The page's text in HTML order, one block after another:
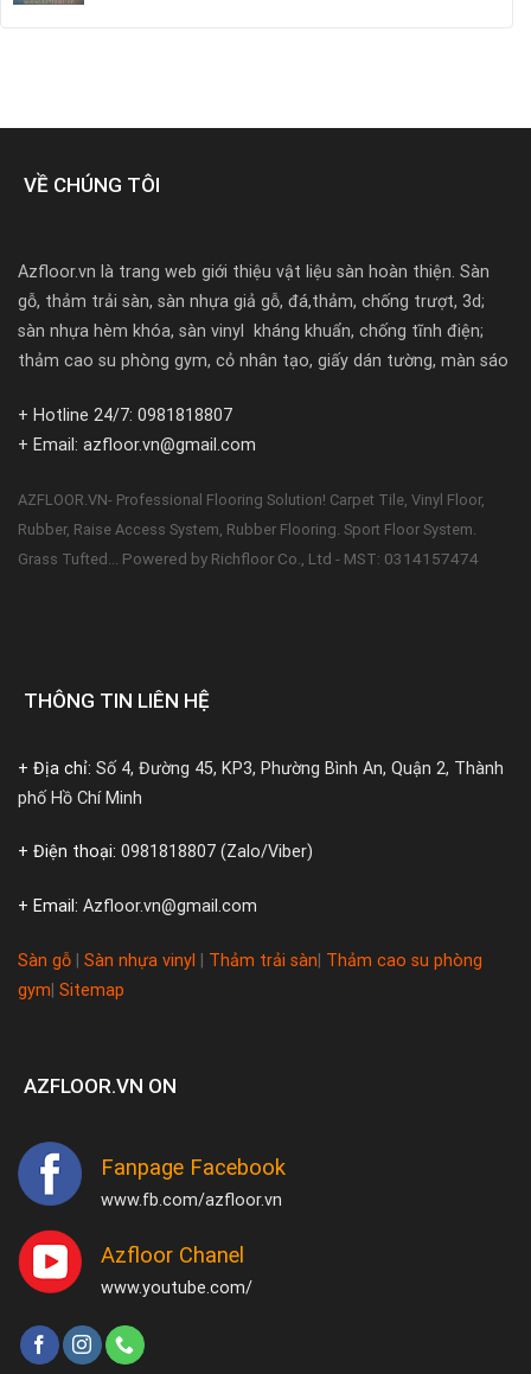
VỀ CHÚNG TÔI
Azfloor.vn là trang web giới thiệu vật liệu sàn hoàn thiện. Sàn
gỗ, thảm trải sàn, sàn nhựa giả gỗ, đá,thảm, chống trượt, 3d;
sàn nhựa hèm khóa, sàn vinyl kháng khuẩn, chống tĩnh điện;
thảm cao su phòng gym, cỏ nhân tạo, giấy dán tường, màn sáo
+ Hotline 24/7: 0981818807
+ Email: azfloor.vn@gmail.com
AZFLOOR.VN- Professional Flooring Solution! Carpet Tile, Vinyl Floor,
Rubber, Raise Access System, Rubber Flooring. Sport Floor System.
Grass Tufted... Powered by Richfloor Co., Ltd - MST: 0314157474
THÔNG TIN LIÊN HỆ
+ Địa chỉ: Số 4, Đường 45, KP3, Phường Bình An, Quận 2, Thành
phố Hồ Chí Minh
+ Điện thoại: 0981818807 (Zalo/Viber)
+ Email: Azfloor.vn@gmail.com
Sàn gỗ Sàn nhựa vinyl Thảm trải sàn Thảm cao su phòng
gym Sitemap
AZFLOOR.VN ON
Fanpage Facebook
www.fb.com/azfloor.vn
Azfloor Chanel
www.youtube.com/